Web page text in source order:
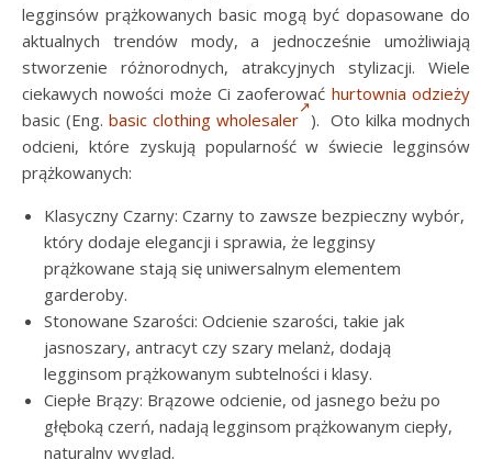
legginsów prążkowanych basic mogą być dopasowane do
aktualnych trendów mody, a jednocześnie umożliwiają
stworzenie różnorodnych, atrakcyjnych stylizacji. Wiele
ciekawych nowości może Ci zaoferować hurtownia odzieży
basic (Eng. basic clothing wholesaler ). Oto kilka modnych
odcieni, które zyskują popularność w świecie legginsów
prążkowanych:
Klasyczny Czarny: Czarny to zawsze bezpieczny wybór,
który dodaje elegancji i sprawia, że legginsy
prążkowane stają się uniwersalnym elementem
garderoby.
Stonowane Szarości: Odcienie szarości, takie jak
jasnoszary, antracyt czy szary melanż, dodają
legginsom prążkowanym subtelności i klasy.
Ciepłe Brązy: Brązowe odcienie, od jasnego beżu po
głęboką czerń, nadają legginsom prążkowanym ciepły,
naturalny wygląd.